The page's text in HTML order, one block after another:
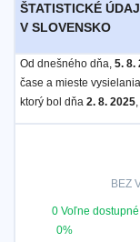
ŠTATISTICKÉ
V SLOVENSKO
Od dnešného dňa, 5. 8.
čase a mieste
ktorý bol dňa 2. 8. 2025
BEZ
0 Voľne
0%